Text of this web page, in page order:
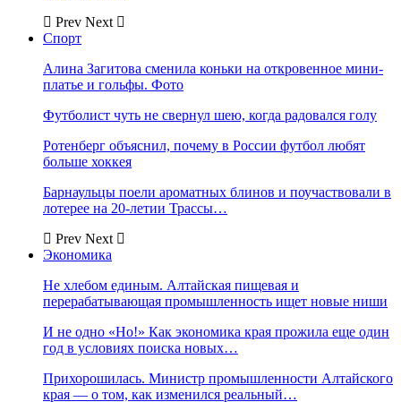
Prev Next
Спорт
Алина Загитова сменила коньки на откровенное мини-
платье и гольфы. Фото
Футболист чуть не свернул шею, когда радовался голу
Ротенберг объяснил, почему в России футбол любят
больше хоккея
Барнаульцы поели ароматных блинов и поучаствовали в
лотерее на 20-летии Трассы…
Prev Next
Экономика
Не хлебом единым. Алтайская пищевая и
перерабатывающая промышленность ищет новые ниши
И не одно «Но!» Как экономика края прожила еще один
год в условиях поиска новых…
Прихорошилась. Министр промышленности Алтайского
края — о том, как изменился реальный…